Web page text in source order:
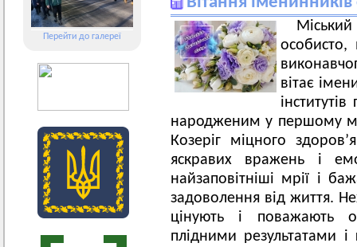
Перейти до галереї
особисто,
вітає
народженим у першому
Козеріг міцного
яскравих вражень і
найзаповітніші мрії і
задоволення від життя.
цінують і поважають
плідними результатами